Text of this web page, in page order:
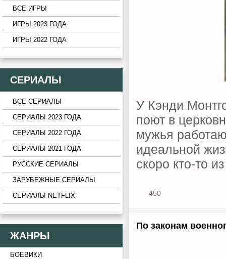
ВСЕ ИГРЫ
ИГРЫ 2023 ГОДА
ИГРЫ 2022 ГОДА
СЕРИАЛЫ
ВСЕ СЕРИАЛЫ
СЕРИАЛЫ 2023 ГОДА
СЕРИАЛЫ 2022 ГОДА
СЕРИАЛЫ 2021 ГОДА
РУССКИЕ СЕРИАЛЫ
ЗАРУБЕЖНЫЕ СЕРИАЛЫ
СЕРИАЛЫ NETFLIX
ЖАНРЫ
БОЕВИКИ
У Кэнди
поют в
мужья
идеальной
скоро кто-то
450
По законам